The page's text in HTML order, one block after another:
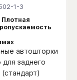
1-3
автошторки
для заднего
(стандарт)